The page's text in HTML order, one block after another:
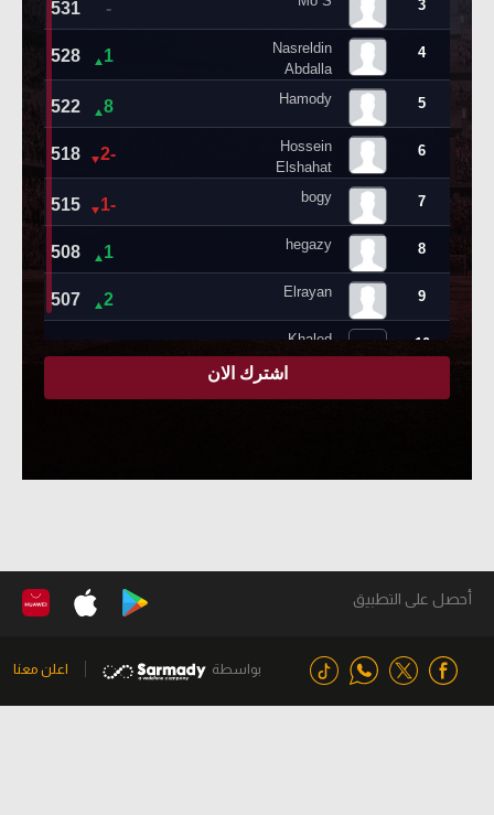
أحصل على التطبيق
بواسطة اعلن معنا